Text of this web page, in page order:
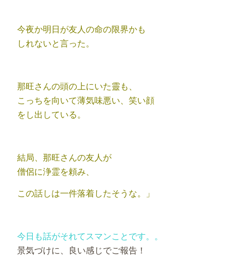
今夜か明日が友人の命の限界かも
しれないと言った。
那旺さんの頭の上にいた靈も、
こっちを向いて薄気味悪い、笑い顔
をし出している。
結局、那旺さんの友人が
僧侶に浄霊を頼み、
この話しは一件落着したそうな。」
今日も話がそれてスマンことです。。
景気づけに、良い感じでご報告！